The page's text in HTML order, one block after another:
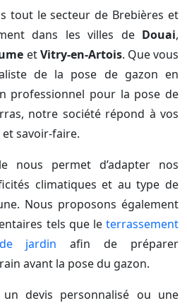
tout le secteur de Brebières et
dans les villes de Douai,
etVitry-en-Artois. Que vous
de la pose de gazon en
professionnel pour la pose de
notre société répond à vos
savoir-faire.
nous permet d’adapter nos
climatiques et au type de
Nous proposons également
tels que le terrassement
jardin afin de préparer
avant la pose du gazon.
devis personnalisé ou une